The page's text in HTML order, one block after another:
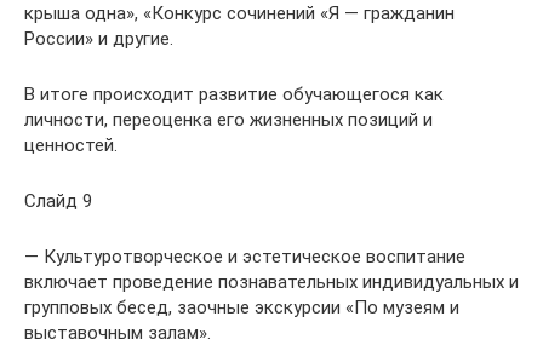
крыша одна», «Конкурс сочинений «Я — гражданин
России» и другие.
В итоге происходит развитие обучающегося как
личности, переоценка его жизненных позиций и
ценностей.
Слайд 9
— Культуротворческое и эстетическое воспитание
включает проведение познавательных индивидуальных и
групповых бесед, заочные экскурсии «По музеям и
выставочным залам».